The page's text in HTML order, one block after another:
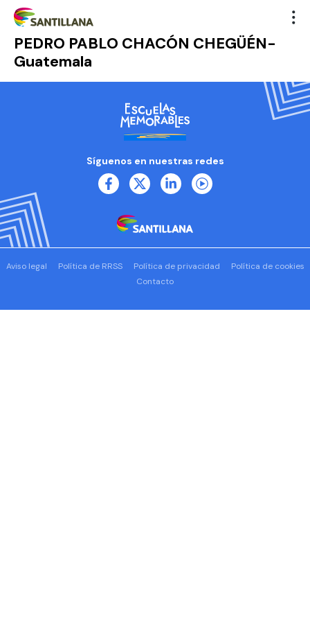
PEDRO PABLO CHACÓN CHEGÜÉN-
Guatemala
Síguenos en nuestras redes
Aviso legal Política de RRSS Política de privacidad
Política de cookies
Contacto